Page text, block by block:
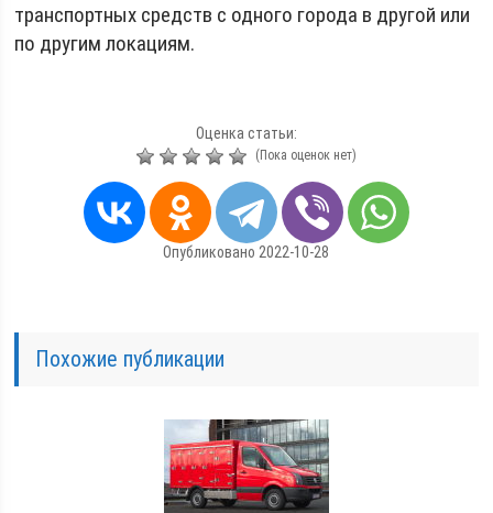
транспортных средств с одного города в другой или
по другим локациям.
Оценка статьи:
(Пока оценок нет)
Опубликовано 2022-10-28
Похожие публикации